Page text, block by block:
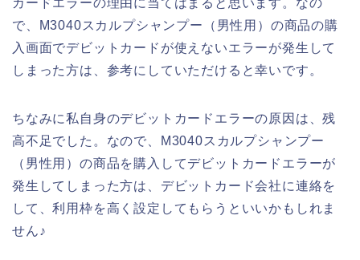
カードエラーの理由に当てはまると思います。なの
で、M3040スカルプシャンプー（男性用）の商品の購
入画面でデビットカードが使えないエラーが発生して
しまった方は、参考にしていただけると幸いです。
ちなみに私自身のデビットカードエラーの原因は、残
高不足でした。なので、M3040スカルプシャンプー
（男性用）の商品を購入してデビットカードエラーが
発生してしまった方は、デビットカード会社に連絡を
して、利用枠を高く設定してもらうといいかもしれま
せん♪